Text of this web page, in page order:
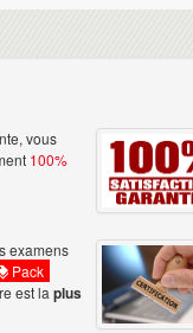
vous
100%
examens
Pack
est la plus